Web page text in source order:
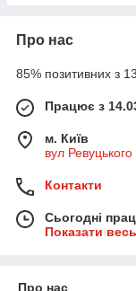
Про нас
85% позитивних з 13
Працює з
м. Київ
вул
Контакти
Сьогодні
Показати
Про нас